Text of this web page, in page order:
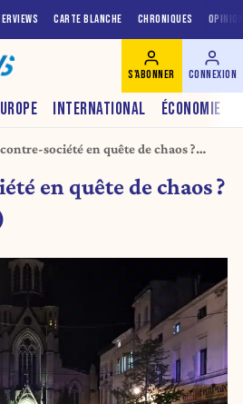
CARTE BLANCHE CHRONIQUES
INTERNATIONAL ÉCONOMIE
S'ABONNER CONNEXION
société en quête de chaos ?
en quête de chaos ?